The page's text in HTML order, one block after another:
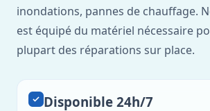
inondations, pannes de chauffage.
est équipé du matériel nécessaire
plupart des réparations sur place.
Disponible 24h/7